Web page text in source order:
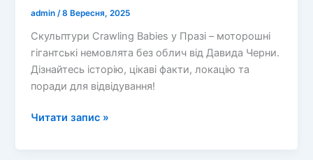
admin /8 Вересня, 2025
Скульптури Crawling Babies у Празі – моторошні
гігантські немовлята без облич від Давида Черни.
Дізнайтесь історію, цікаві факти, локацію та
поради для відвідування!
Скульптури
Читати запис »